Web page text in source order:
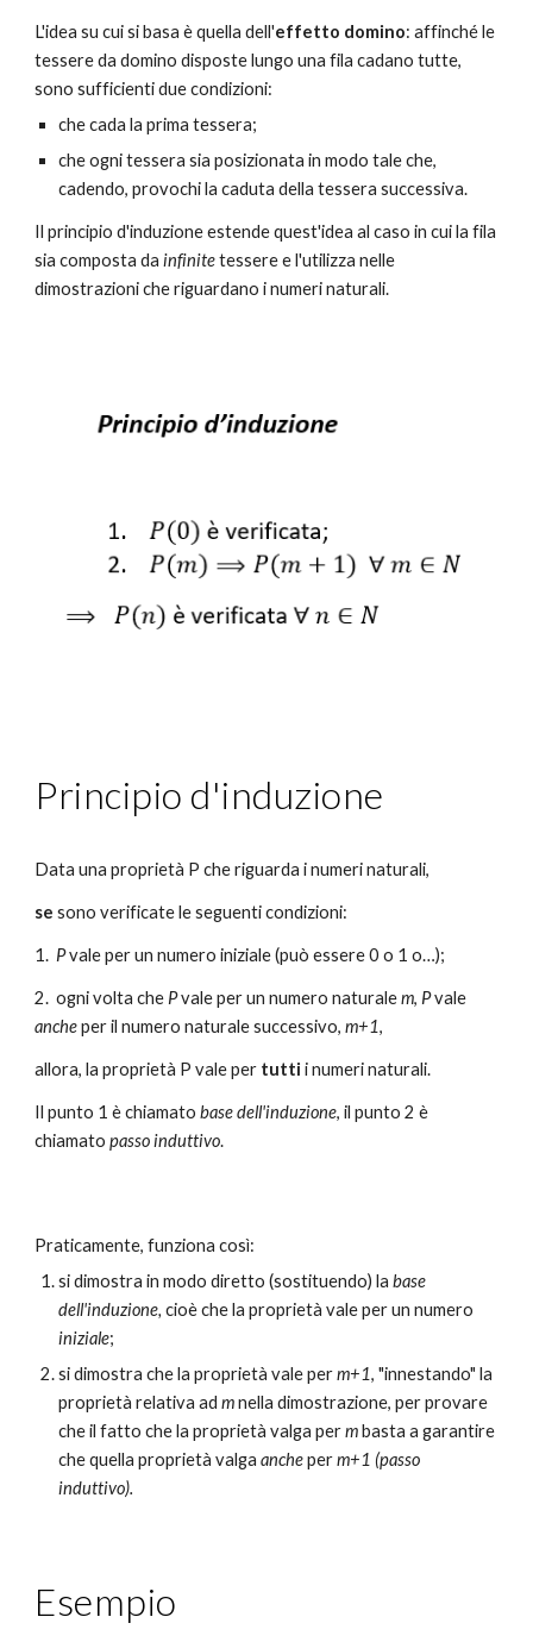
L'idea su cui si basa è quella dell'effetto domino: affinché le
tessere da domino disposte lungo una fila cadano tutte,
sono sufficienti due condizioni:
che cada la prima tessera;
che ogni tessera sia posizionata in modo tale che,
cadendo, provochi la caduta della tessera successiva.
Il principio d'induzione estende quest'idea al caso in cui la fila
sia composta da infinite tessere e l'utilizza nelle
dimostrazioni che riguardano i numeri naturali.
Principio d'induzione
Data una proprietà P che riguarda i numeri naturali,
se sono verificate le seguenti condizioni:
1. P vale per un numero iniziale (può essere 0 o 1 o…);
2.  ogni volta che P vale per un numero naturale m, P
anche per il numero naturale successivo, m+1,
allora, la proprietà P vale per tutti i numeri naturali.
Il punto 1 è chiamato base dell'induzione, il punto 2 è
chiamato passo induttivo.
Praticamente, funziona così:
si dimostra in modo diretto (sostituendo) la base
dell'induzione, cioè che la proprietà vale per un numero
iniziale;
si dimostra che la proprietà vale per m+1, "innestando" la
proprietà relativa ad m nella dimostrazione, per provare
che il fatto che la proprietà valga per m basta a garantire
che quella proprietà valga anche per m+1 (passo
induttivo).
Esempio